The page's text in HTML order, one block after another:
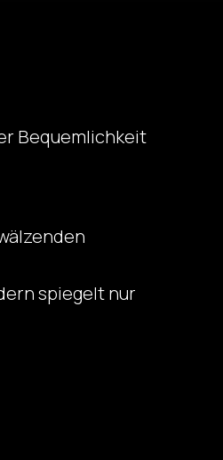
Bequemlichkeit
spiegelt nur